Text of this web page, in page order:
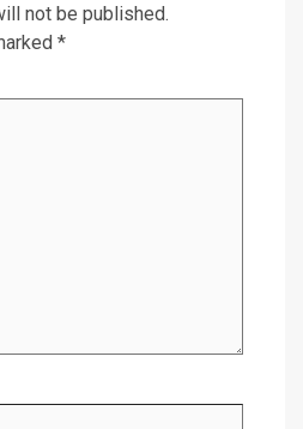
not be published.
*